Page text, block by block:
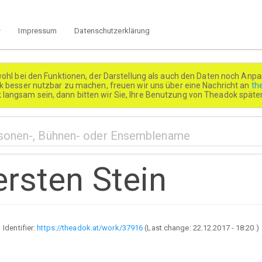
Impressum Datenschutzerklärung
bei den Funktionen, der Darstellung als auch den Daten noch
besser nutzbar zu machen, freuen wir uns über eine Nachricht an
sein, dann bitten wir Sie, Ihre Benutzung von Theadok
Stein
Identifier:https://theadok.at/work/37916 (Last change: 22.12.2017 - 18:20 )